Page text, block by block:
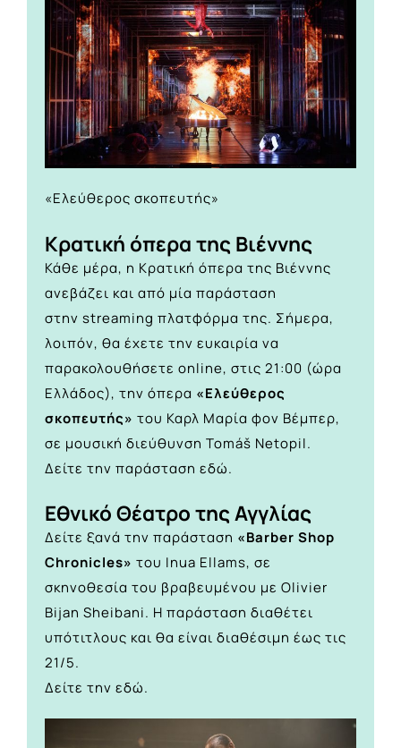
«Ελεύθερος σκοπευτής»
Κρατική όπερα της Βιέννης
Κάθε μέρα, η Κρατική όπερα της Βιέννης
ανεβάζει και από μία παράσταση
στην streaming πλατφόρμα της. Σήμερα,
λοιπόν, θα έχετε την ευκαιρία να
παρακολουθήσετε online, στις 21:00 (ώρα
Ελλάδος), την όπερα «Ελεύθερος
σκοπευτής» του Καρλ Μαρία φον Βέμπερ,
σε μουσική διεύθυνση Tomáš Netopil.
Δείτε την παράσταση εδώ.
Εθνικό Θέατρο της Αγγλίας
Δείτε ξανά την παράσταση «Barber Shop
Chronicles» του Inua Ellams, σε
σκηνοθεσία του βραβευμένου με Olivier
Bijan Sheibani. Η παράσταση διαθέτει
υπότιτλους και θα είναι διαθέσιμη έως τις
21/5.
Δείτε την εδώ.